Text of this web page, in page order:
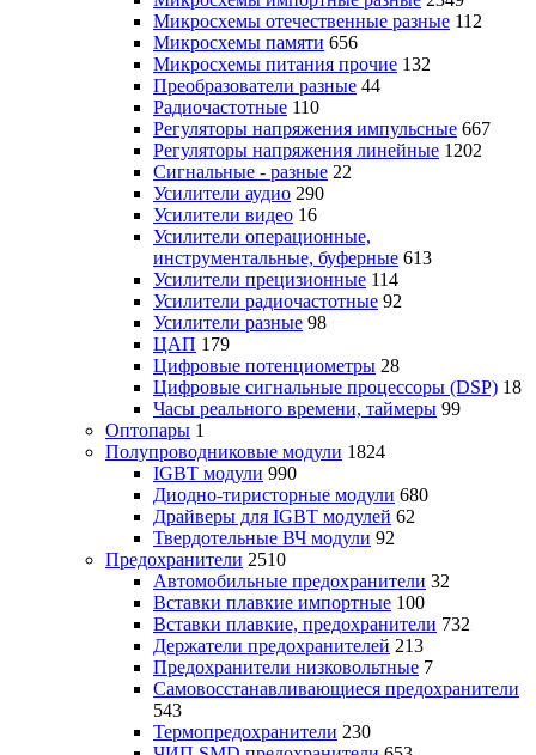
Микросхемы отечественные разные 112
Микросхемы памяти 656
Микросхемы питания прочие 132
Преобразователи разные 44
Радиочастотные 110
Регуляторы напряжения импульсные 667
Регуляторы напряжения линейные 1202
Сигнальные - разные 22
Усилители аудио 290
Усилители видео 16
Усилители операционные,
инструментальные, буферные 613
Усилители прецизионные 114
Усилители радиочастотные 92
Усилители разные 98
ЦАП 179
Цифровые потенциометры 28
Цифровые сигнальные процессоры (DSP) 18
Часы реального времени, таймеры 99
Оптопары 1
Полупроводниковые модули 1824
IGBT модули 990
Диодно-тиристорные модули 680
Драйверы для IGBT модулей 62
Твердотельные ВЧ модули 92
Предохранители 2510
Автомобильные предохранители 32
Вставки плавкие импортные 100
Вставки плавкие, предохранители 732
Держатели предохранителей 213
Предохранители низковольтные 7
Самовосстанавливающиеся предохранители
543
Термопредохранители 230